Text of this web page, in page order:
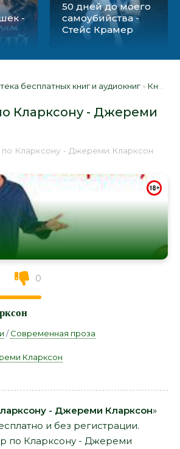
-
50 дней до моего
самоубийства -
Стейс Крамер
бесплатных книг и аудиокниг » Книги
Кларксону - Джереми
Кларксону - Джереми Кларксон
0
/Современная проза
Кларксон
- Джереми Кларксон»
и без регистрации.
по Кларксону - Джереми